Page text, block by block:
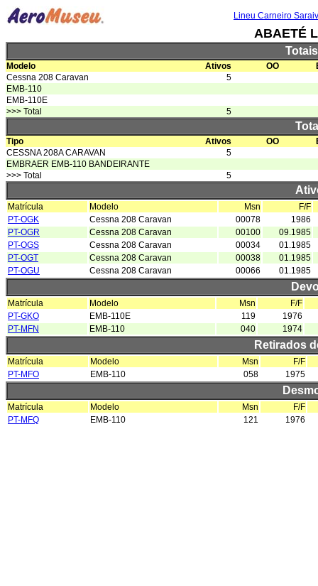
Lineu Carneiro
ABAETÉ
Modelo Ativos OO
Cessna 208 Caravan
5
EMB-110
EMB-110E
>>> Total
5
Tipo Ativos OO
CESSNA 208A CARAVAN
5
EMBRAER EMB-110 BANDEIRANTE
>>> Total
5
Matrícula Modelo Msn
F/F
PT-OGK
Cessna 208 Caravan 00078
1986
PT-OGR
Cessna 208 Caravan 00100
09.1985
PT-OGS
Cessna 208 Caravan 00034
01.1985
PT-OGT
Cessna 208 Caravan 00038
01.1985
PT-OGU
Cessna 208 Caravan 00066 01.1985
Matrícula Modelo Msn
F/F
PT-GKO
EMB-110E 119
1976
PT-MFN
EMB-110 040 1974
Retirados
Matrícula Modelo Msn
F/F
PT-MFO
EMB-110 058 1975
Matrícula Modelo Msn
F/F
PT-MFQ
EMB-110 121 1976